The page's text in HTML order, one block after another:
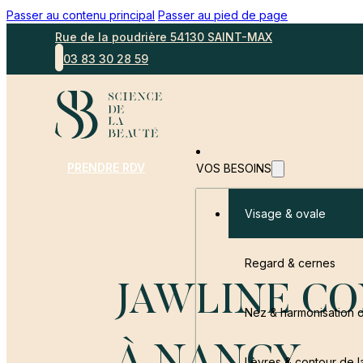
Passer au contenu principal Passer au pied de page
Rue de la poudrière 54130 SAINT-MAX
03 83 30 28 59
VOS BESOINS
Visage & ovale
Regard & cernes
Nez & harmonisation
PRENDRE RDV
JAWLINE